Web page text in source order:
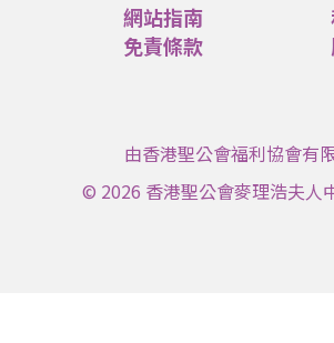
網站指南
免責條款
由香港聖公會福利協會有
© 2026 香港聖公會麥理浩夫人